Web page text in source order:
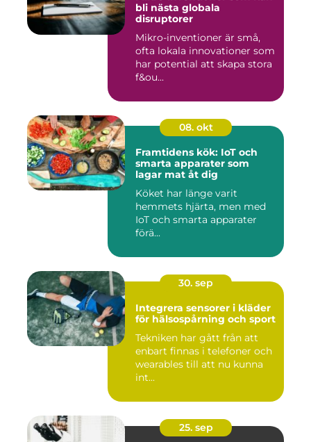
bli nästa globala
disruptorer
Mikro-inventioner är små,
ofta lokala innovationer som
har potential att skapa stora
f&ou...
08. okt
Framtidens kök: IoT och
smarta apparater som
lagar mat åt dig
Köket har länge varit
hemmets hjärta, men med
IoT och smarta apparater
förä...
30. sep
Integrera sensorer i kläder
för hälsospårning och sport
Tekniken har gått från att
enbart finnas i telefoner och
wearables till att nu kunna
int...
25. sep